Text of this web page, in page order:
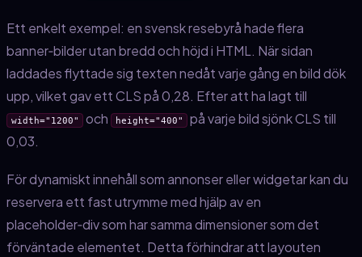
Ett enkelt exempel: en svensk resebyrå hade flera
banner‑bilder utan bredd och höjd i HTML. När sidan
laddades flyttade sig texten nedåt varje gång en bild dök
upp, vilket gav ett CLS på 0,28. Efter att ha lagt till
width="1200" och height="400"
på varje bild sjönk CLS till
0,03.
För dynamiskt innehåll som annonser eller widgetar kan du
reservera ett fast utrymme med hjälp av en
placeholder‑div som har samma dimensioner som det
förväntade elementet. Detta förhindrar att layouten